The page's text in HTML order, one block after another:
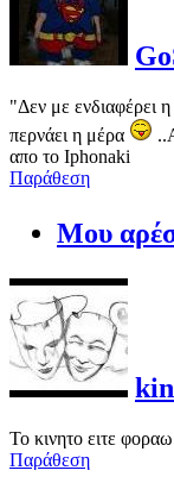
"Δεν με ενδιαφέρει
περνάει η μέρα
απο το Iphonaki
Παράθεση
Μου
Το κινητο ειτε φοραω
Παράθεση